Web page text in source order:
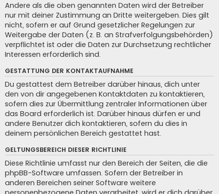
Andere als die oben genannten Daten wird der Betreiber
nur mit deiner Zustimmung an Dritte weitergeben. Dies gilt
nicht, sofern er auf Grund gesetzlicher Regelungen zur
Weitergabe der Daten (z. B. an Strafverfolgungsbehörden)
verpflichtet ist oder die Daten zur Durchsetzung rechtlicher
Interessen erforderlich sind.
GESTATTUNG DER KONTAKTAUFNAHME
Du gestattest dem Betreiber darüber hinaus, dich unter
den von dir angegebenen Kontaktdaten zu kontaktieren,
sofern dies zur Übermittlung zentraler Informationen über
das Board erforderlich ist. Darüber hinaus dürfen er und
andere Benutzer dich kontaktieren, sofern du dies in
deinem persönlichen Bereich gestattet hast.
GELTUNGSBEREICH DIESER RICHTLINIE
Diese Richtlinie umfasst nur den Bereich der Seiten, die die
phpBB-Software umfassen. Sofern der Betreiber in
anderen Bereichen seiner Software weitere